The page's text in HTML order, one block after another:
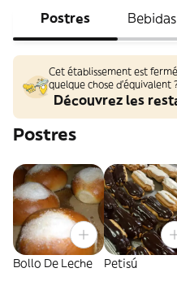
Postres
Cet établissement est
quelque chose d'équivalent
Découvrez les
Postres
Bollo De Leche Petisú